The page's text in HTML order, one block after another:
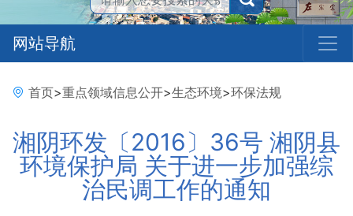
网站导航
首页>重点领域信息公开>生态环境>环保法规
湘阴环发〔2016〕36号 湘阴县
环境保护局 关于进一步加强综
治民调工作的通知